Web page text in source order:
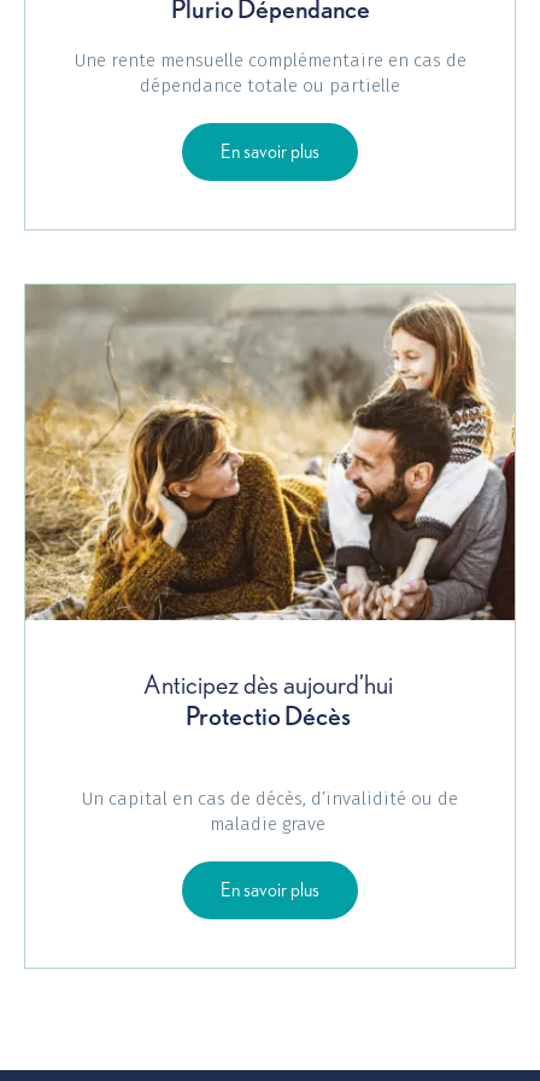
Plurio Dépendance
Une rente mensuelle complémentaire en cas de
dépendance totale ou partielle
En savoir plussur Plurio Dépendance
Anticipez dès aujourd’hui
Protectio Décès
Un capital en cas de décès, d’invalidité ou de
maladie grave
En savoir plussur Protectio DC